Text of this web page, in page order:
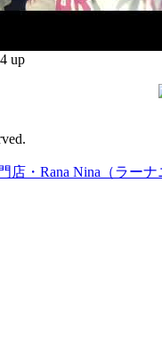
up
店・Rana Nina（ラー